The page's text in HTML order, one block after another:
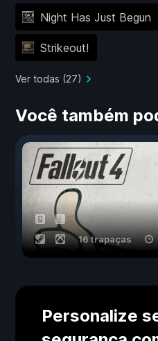
Night Has Just Begun
Strikeout!
Ver todas (27)
Você também
16 trapaças
Personalize